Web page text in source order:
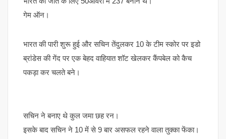
गेम ऑन।
भारत की पारी शुरू हुई और सचिन तेंदुलकर 10 के टीम स्कोर पर इडो
ब्रांडेस की गेंद पर एक बेहद वाहियात शॉट खेलकर कैंपबेल को कैच
पकड़ा कर चलते बने।
सचिन ने बनाए थे कुल जमा छह रन।
इसके बाद सचिन ने 10 में से 9 बार असफल रहने वाला तुक्का फेंका।